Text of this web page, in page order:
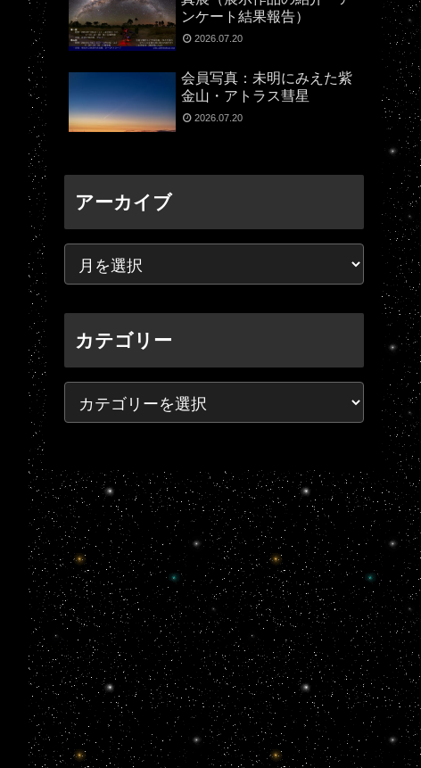
ンケート結果報告）
2026.07.20
会員写真：未明にみえた紫
金山・アトラス彗星
2026.07.20
アーカイブ
カテゴリー